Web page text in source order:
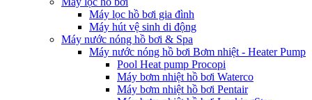
Máy lọc hồ bơi gia đình
Máy hút vệ sinh di động
Máy nước nóng hồ bơi & Spa
Máy nước nóng hồ bơi Bơm nhiệt - Heater Pump
Pool Heat pump Procopi
Máy bơm nhiệt hồ bơi Waterco
Máy bơm nhiệt hồ bơi Pentair